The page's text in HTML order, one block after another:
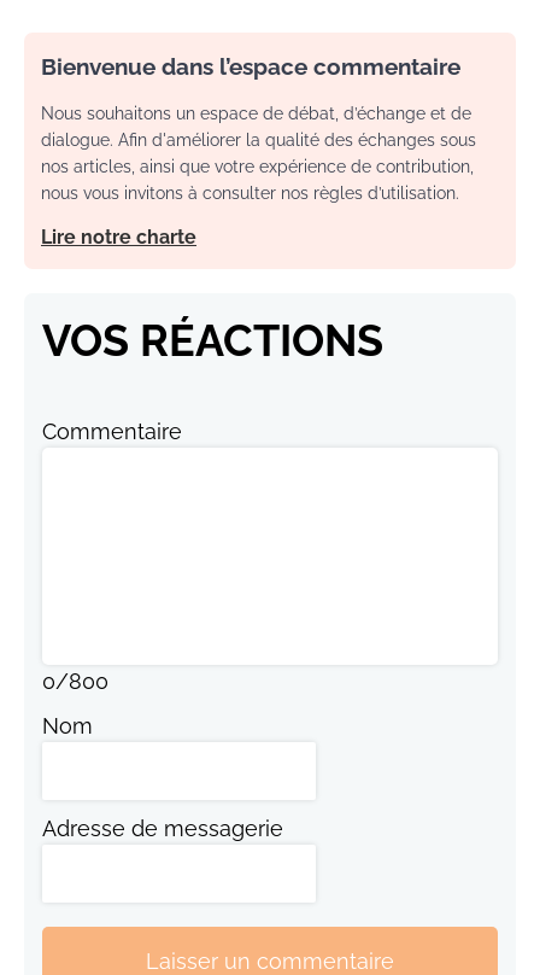
Bienvenue dans l’espace commentaire
Nous souhaitons un espace de débat, d’échange et de
dialogue. Afin d'améliorer la qualité des échanges sous
nos articles, ainsi que votre expérience de contribution,
nous vous invitons à consulter nos règles d’utilisation.
Lire notre charte
VOS RÉACTIONS
Commentaire
0/800
Nom
Adresse de messagerie
Laisser un commentaire